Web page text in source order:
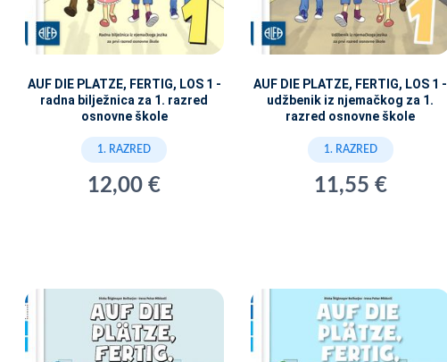
AUF DIE PLATZE, FERTIG, LOS 1 -
radna bilježnica za 1. razred
osnovne škole
1. RAZRED
12,00 €
AUF DIE PLATZE, FERTIG, LOS 1 -
udžbenik iz njemačkog za 1.
razred osnovne škole
1. RAZRED
11,55 €